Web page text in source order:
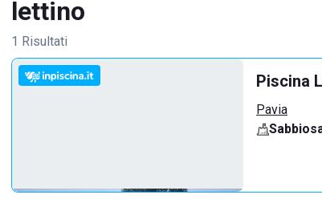
lettino
1 Risultati
Piscina
Pavia